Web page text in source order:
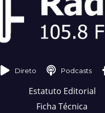
Direto Podcasts
Estatuto Editorial
Ficha Técnica